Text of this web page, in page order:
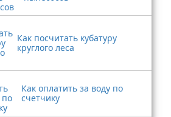
Как посчитать кубатуру
круглого леса
Как оплатить за воду по
счетчику